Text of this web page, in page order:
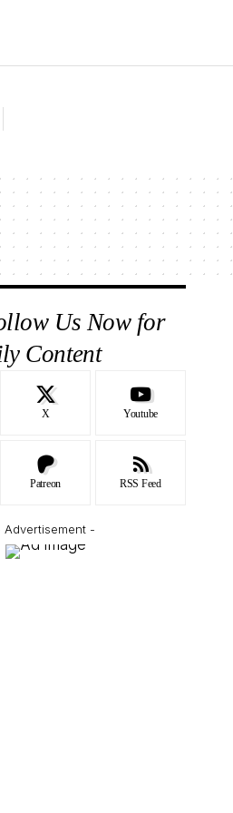
Us Now for
Content
X Youtube
Patreon RSS Feed
Advertisement -